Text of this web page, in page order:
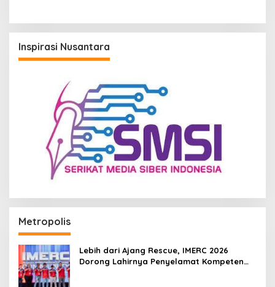
Inspirasi Nusantara
Metropolis
Lebih dari Ajang Rescue, IMERC 2026
Dorong Lahirnya Penyelamat Kompeten